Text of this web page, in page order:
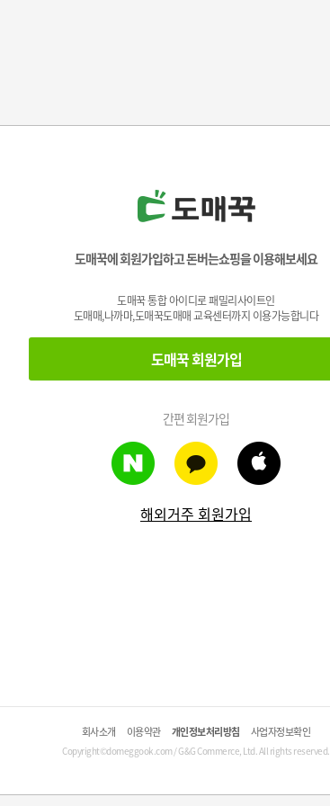
도매꾹에 회원가입하고 돈버는쇼핑을 이용해보세요
도매꾹 통합 아이디로 패밀리사이트인
도매매,나까마,도매꾹도매매 교육센터까지 이용가능합니다
도매꾹 회원가입
간편 회원가입
해외거주 회원가입
회사소개 이용약관 개인정보처리방침 사업자정보확인
Copyright©domeggook.com / G&G Commerce, Ltd. All rights reserved.